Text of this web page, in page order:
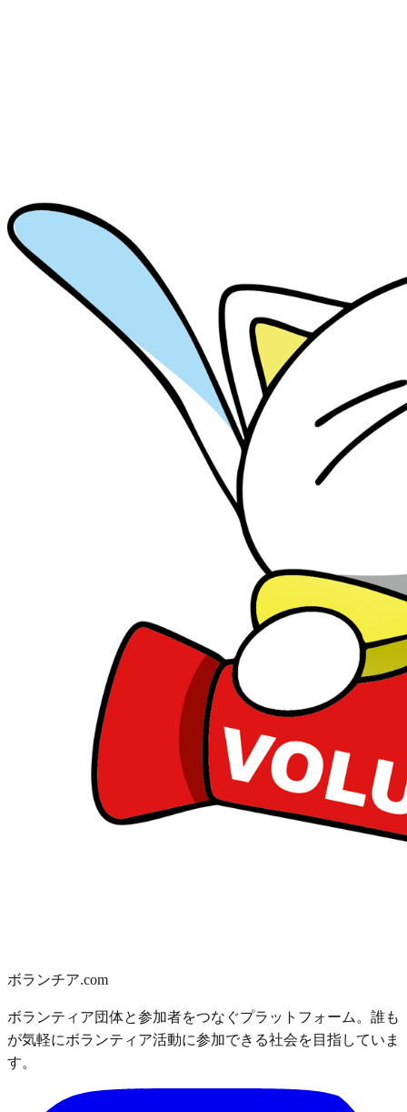
ボランチア.com
ボランティア団体と参加者をつなぐプラットフォーム。誰も
が気軽にボランティア活動に参加できる社会を目指していま
す。